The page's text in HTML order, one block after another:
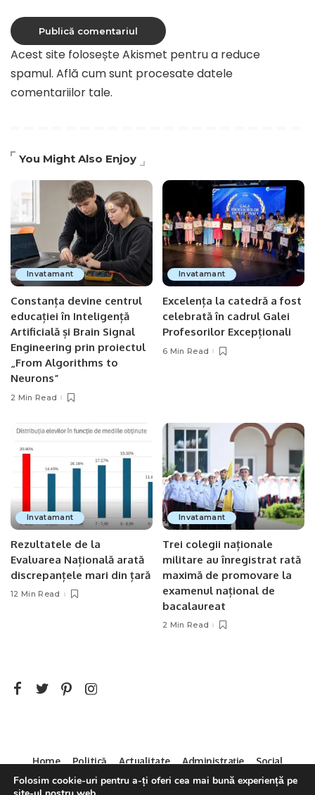
Acest site folosește Akismet pentru a reduce
spamul. Află cum sunt procesate datele
comentariilor tale.
You Might Also Enjoy
Invatamant
Constanța devine centrul
educației în Inteligență
Artificială și Brain Signal
Engineering prin proiectul
„From Algorithms to
Neurons”
2 Min Read
Invatamant
Excelența la catedră a fost
celebrată în cadrul Galei
Profesorilor Excepționali
6 Min Read
Invatamant
Rezultatele de la
Evaluarea Națională arată
discrepanțele mari din țară
12 Min Read
Invatamant
Trei colegii naționale
militare au înregistrat rată
maximă de promovare la
examenul național de
bacalaureat
2 Min Read
Home Politică Actualitate Administrație
Social
Sport
Mica Publicitate Servicii
Contact
Folosim cookie-uri pentru a-ți oferi cea mai bună experiență pe